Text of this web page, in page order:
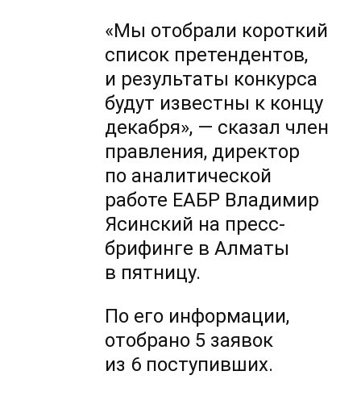
«Мы отобрали короткий
список претендентов,
и результаты конкурса
будут известны к концу
декабря», — сказал член
правления, директор
по аналитической
работе ЕАБР Владимир
Ясинский на пресс-
брифинге в Алматы
в пятницу.
По его информации,
отобрано 5 заявок
из 6 поступивших.